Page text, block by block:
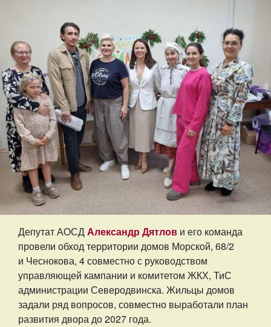
Депутат АОСДАлександр Дятлов и его команда
провели обход территории домов Морской, 68/2
и Чеснокова, 4 совместно с руководством
управляющей кампании и комитетом ЖКХ, ТиС
администрации Северодвинска. Жильцы домов
задали ряд вопросов, совместно выработали план
развития двора до 2027 года.